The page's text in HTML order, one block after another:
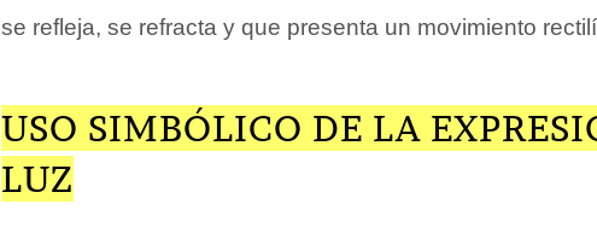
se refleja, se refracta y que presenta un movimiento
USO SIMBÓLICO DE LA
LUZ